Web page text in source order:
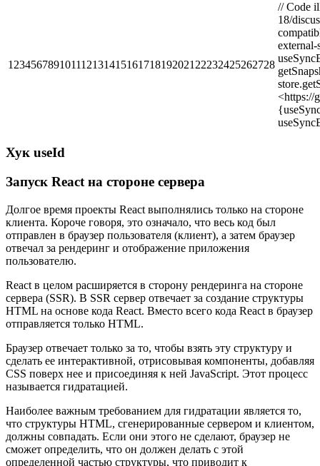
12345678910111213141516171819202122232425262728
// Code
18/
external-
<https://
Хук useId
Запуск React на стороне сервера
Долгое время проекты React выполнялись только на стороне
клиента. Короче говоря, это означало, что весь код был
отправлен в браузер пользователя (клиент), а затем браузер
отвечал за рендеринг и отображение приложения
пользователю.
React в целом расширяется в сторону рендеринга на стороне
сервера (SSR). В SSR сервер отвечает за создание структуры
HTML на основе кода React. Вместо всего кода React в браузер
отправляется только HTML.
Браузер отвечает только за то, чтобы взять эту структуру и
сделать ее интерактивной, отрисовывая компоненты, добавляя
CSS поверх нее и присоединяя к ней JavaScript. Этот процесс
называется гидратацией.
Наиболее важным требованием для гидратации является то,
что структуры HTML, сгенерированные сервером и клиентом,
должны совпадать. Если они этого не сделают, браузер не
сможет определить, что он должен делать с этой
определенной частью структуры, что приводит к